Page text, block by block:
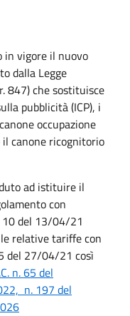
in vigore il nuovo
dalla Legge
847) che sostituisce
pubblicità (ICP), i
occupazione
il canone ricognitorio
ad istituire il
con
10 del 13/04/21
relative tariffe con
del 27/04/21 così
n. 65 del
n. 197 del